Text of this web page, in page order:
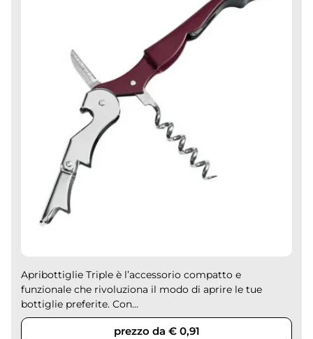
Apribottiglie Triple è l’accessorio compatto e
funzionale che rivoluziona il modo di aprire le tue
bottiglie preferite. Con...
prezzo da € 0,91